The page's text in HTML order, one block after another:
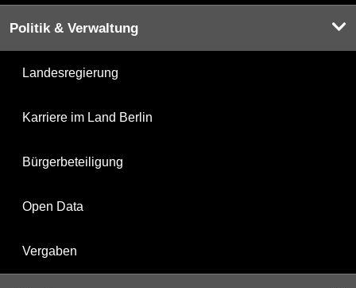
Politik & Verwaltung
Landesregierung
Karriere im Land Berlin
Bürgerbeteiligung
Open Data
Vergaben